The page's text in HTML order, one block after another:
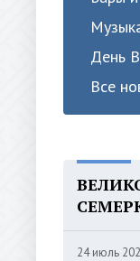
День
Все
24 июль